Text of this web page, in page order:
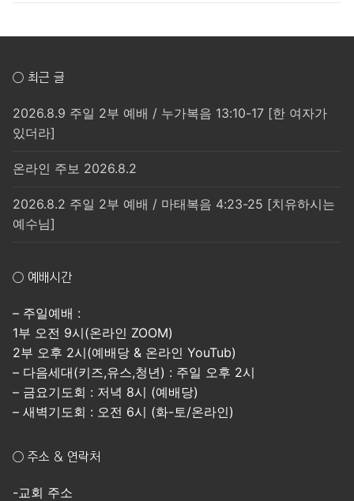
○ 최근 글
2026.8.9 주일 2부 예배 / 누가복음 13:10-17 [한 여자가
있더라]
온라인 주보 2026.8.2
2026.8.2 주일 2부 예배 / 마태복음 4:23-25 [치유하시는
예수님]
○ 예배시간
– 주일예배 :
1부 오전 9시(온라인 ZOOM)
2부 오후 2시(예배당 & 온라인 YouTub)
– 다음세대(키즈,유스,청년) : 주일 오후 2시
– 금요기도회 : 저녁 8시 (예배당)
– 새벽기도회 : 오전 6시 (화-토/온라인)
○ 주소 & 연락처
-교회 주소